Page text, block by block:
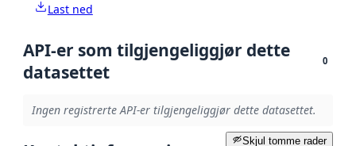
Last ned
API-er som tilgjengeliggjør dette
datasettet
0
Ingen registrerte API-er tilgjengeliggjør dette datasettet.
Skjul tomme rader